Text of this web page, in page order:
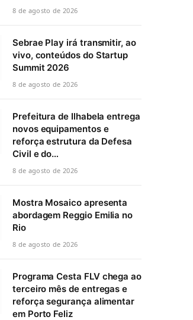
8 de agosto de 2026
Sebrae Play irá transmitir, ao
vivo, conteúdos do Startup
Summit 2026
8 de agosto de 2026
Prefeitura de Ilhabela entrega
novos equipamentos e
reforça estrutura da Defesa
Civil e do…
8 de agosto de 2026
Mostra Mosaico apresenta
abordagem Reggio Emilia no
Rio
8 de agosto de 2026
Programa Cesta FLV chega ao
terceiro mês de entregas e
reforça segurança alimentar
em Porto Feliz